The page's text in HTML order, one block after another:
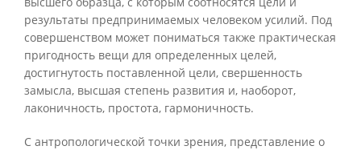
результаты предпринимаемых человеком усилий. Под
совершенством может пониматься также практическая
пригодность вещи для определенных целей,
достигнутость поставленной цели, свершенность
замысла, высшая степень развития и, наоборот,
лаконичность, простота, гармоничность.
С антропологической точки зрения, представление о